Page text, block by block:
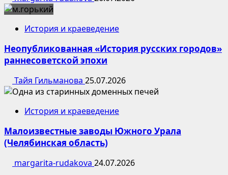
История и краеведение
Неопубликованная «История русских городов»
раннесоветской эпохи
Тайя Гильманова 25.07.2026
История и краеведение
Малоизвестные заводы Южного Урала
(Челябинская область)
margarita-rudakova 24.07.2026